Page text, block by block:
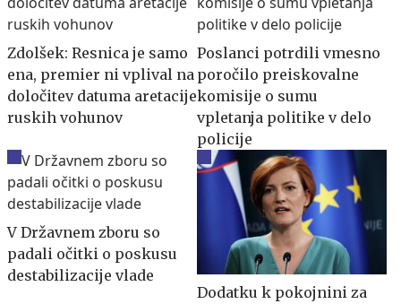
Zdolšek: Resnica je samo
ena, premier ni vplival na
določitev datuma aretacije
ruskih vohunov
Poslanci potrdili vmesno
poročilo preiskovalne
komisije o sumu
vpletanja politike v delo
policije
V Državnem zboru so
padali očitki o poskusu
destabilizacije vlade
Dodatku k pokojnini za